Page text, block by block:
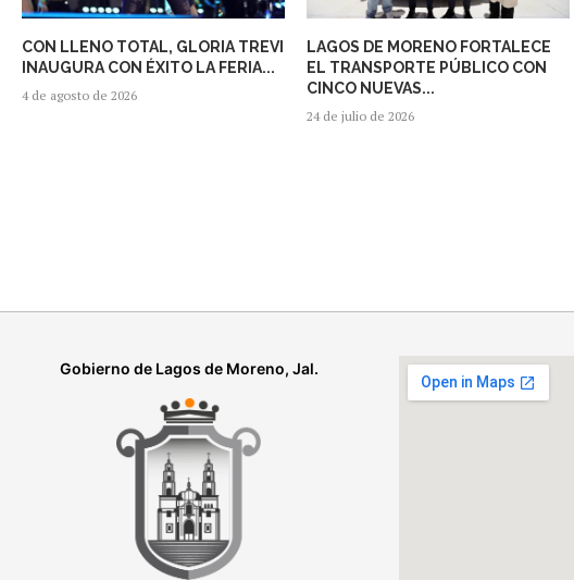
CON LLENO TOTAL, GLORIA TREVI
INAUGURA CON ÉXITO LA FERIA...
4 de agosto de 2026
LAGOS DE MORENO FORTALECE
EL TRANSPORTE PÚBLICO CON
CINCO NUEVAS...
24 de julio de 2026
Gobierno de Lagos de Moreno, Jal.